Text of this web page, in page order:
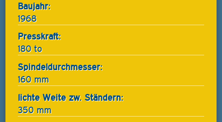
Baujahr:
1968
Presskraft:
180 to
Spindeldurchmesser:
160 mm
lichte Weite zw. Ständern:
350 mm